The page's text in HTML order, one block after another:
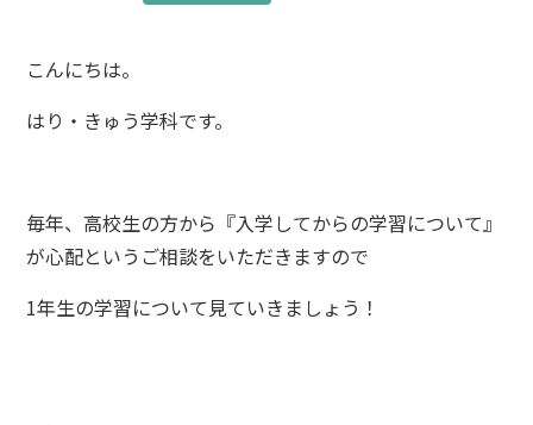
こんにちは。
はり・きゅう学科です。
毎年、高校生の方から『入学してからの学習について』
が心配というご相談をいただきますので
1年生の学習について見ていきましょう！